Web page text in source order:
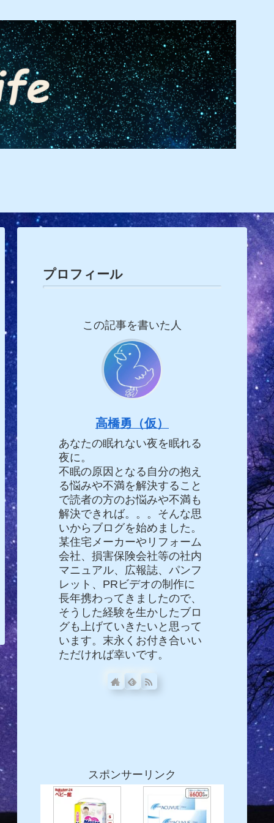
プロフィール
この記事を書いた人
高橋勇（仮）
あなたの眠れない夜を眠れる
夜に。
不眠の原因となる自分の抱え
る悩みや不満を解決すること
で読者の方のお悩みや不満も
解決できれば。。。そんな思
いからブログを始めました。
某住宅メーカーやリフォーム
会社、損害保険会社等の社内
マニュアル、広報誌、パンフ
レット、PRビデオの制作に
長年携わってきましたので、
そうした経験を生かしたブロ
グも上げていきたいと思って
います。末永くお付き合いい
ただければ幸いです。
スポンサーリンク